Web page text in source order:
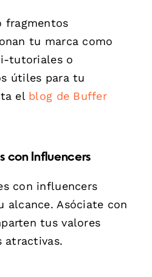
fragmentos
tu marca como
tutoriales o
útiles para tu
el blog de Buffer
con Influencers
con influencers
alcance. Asóciate con
tus valores
atractivas.